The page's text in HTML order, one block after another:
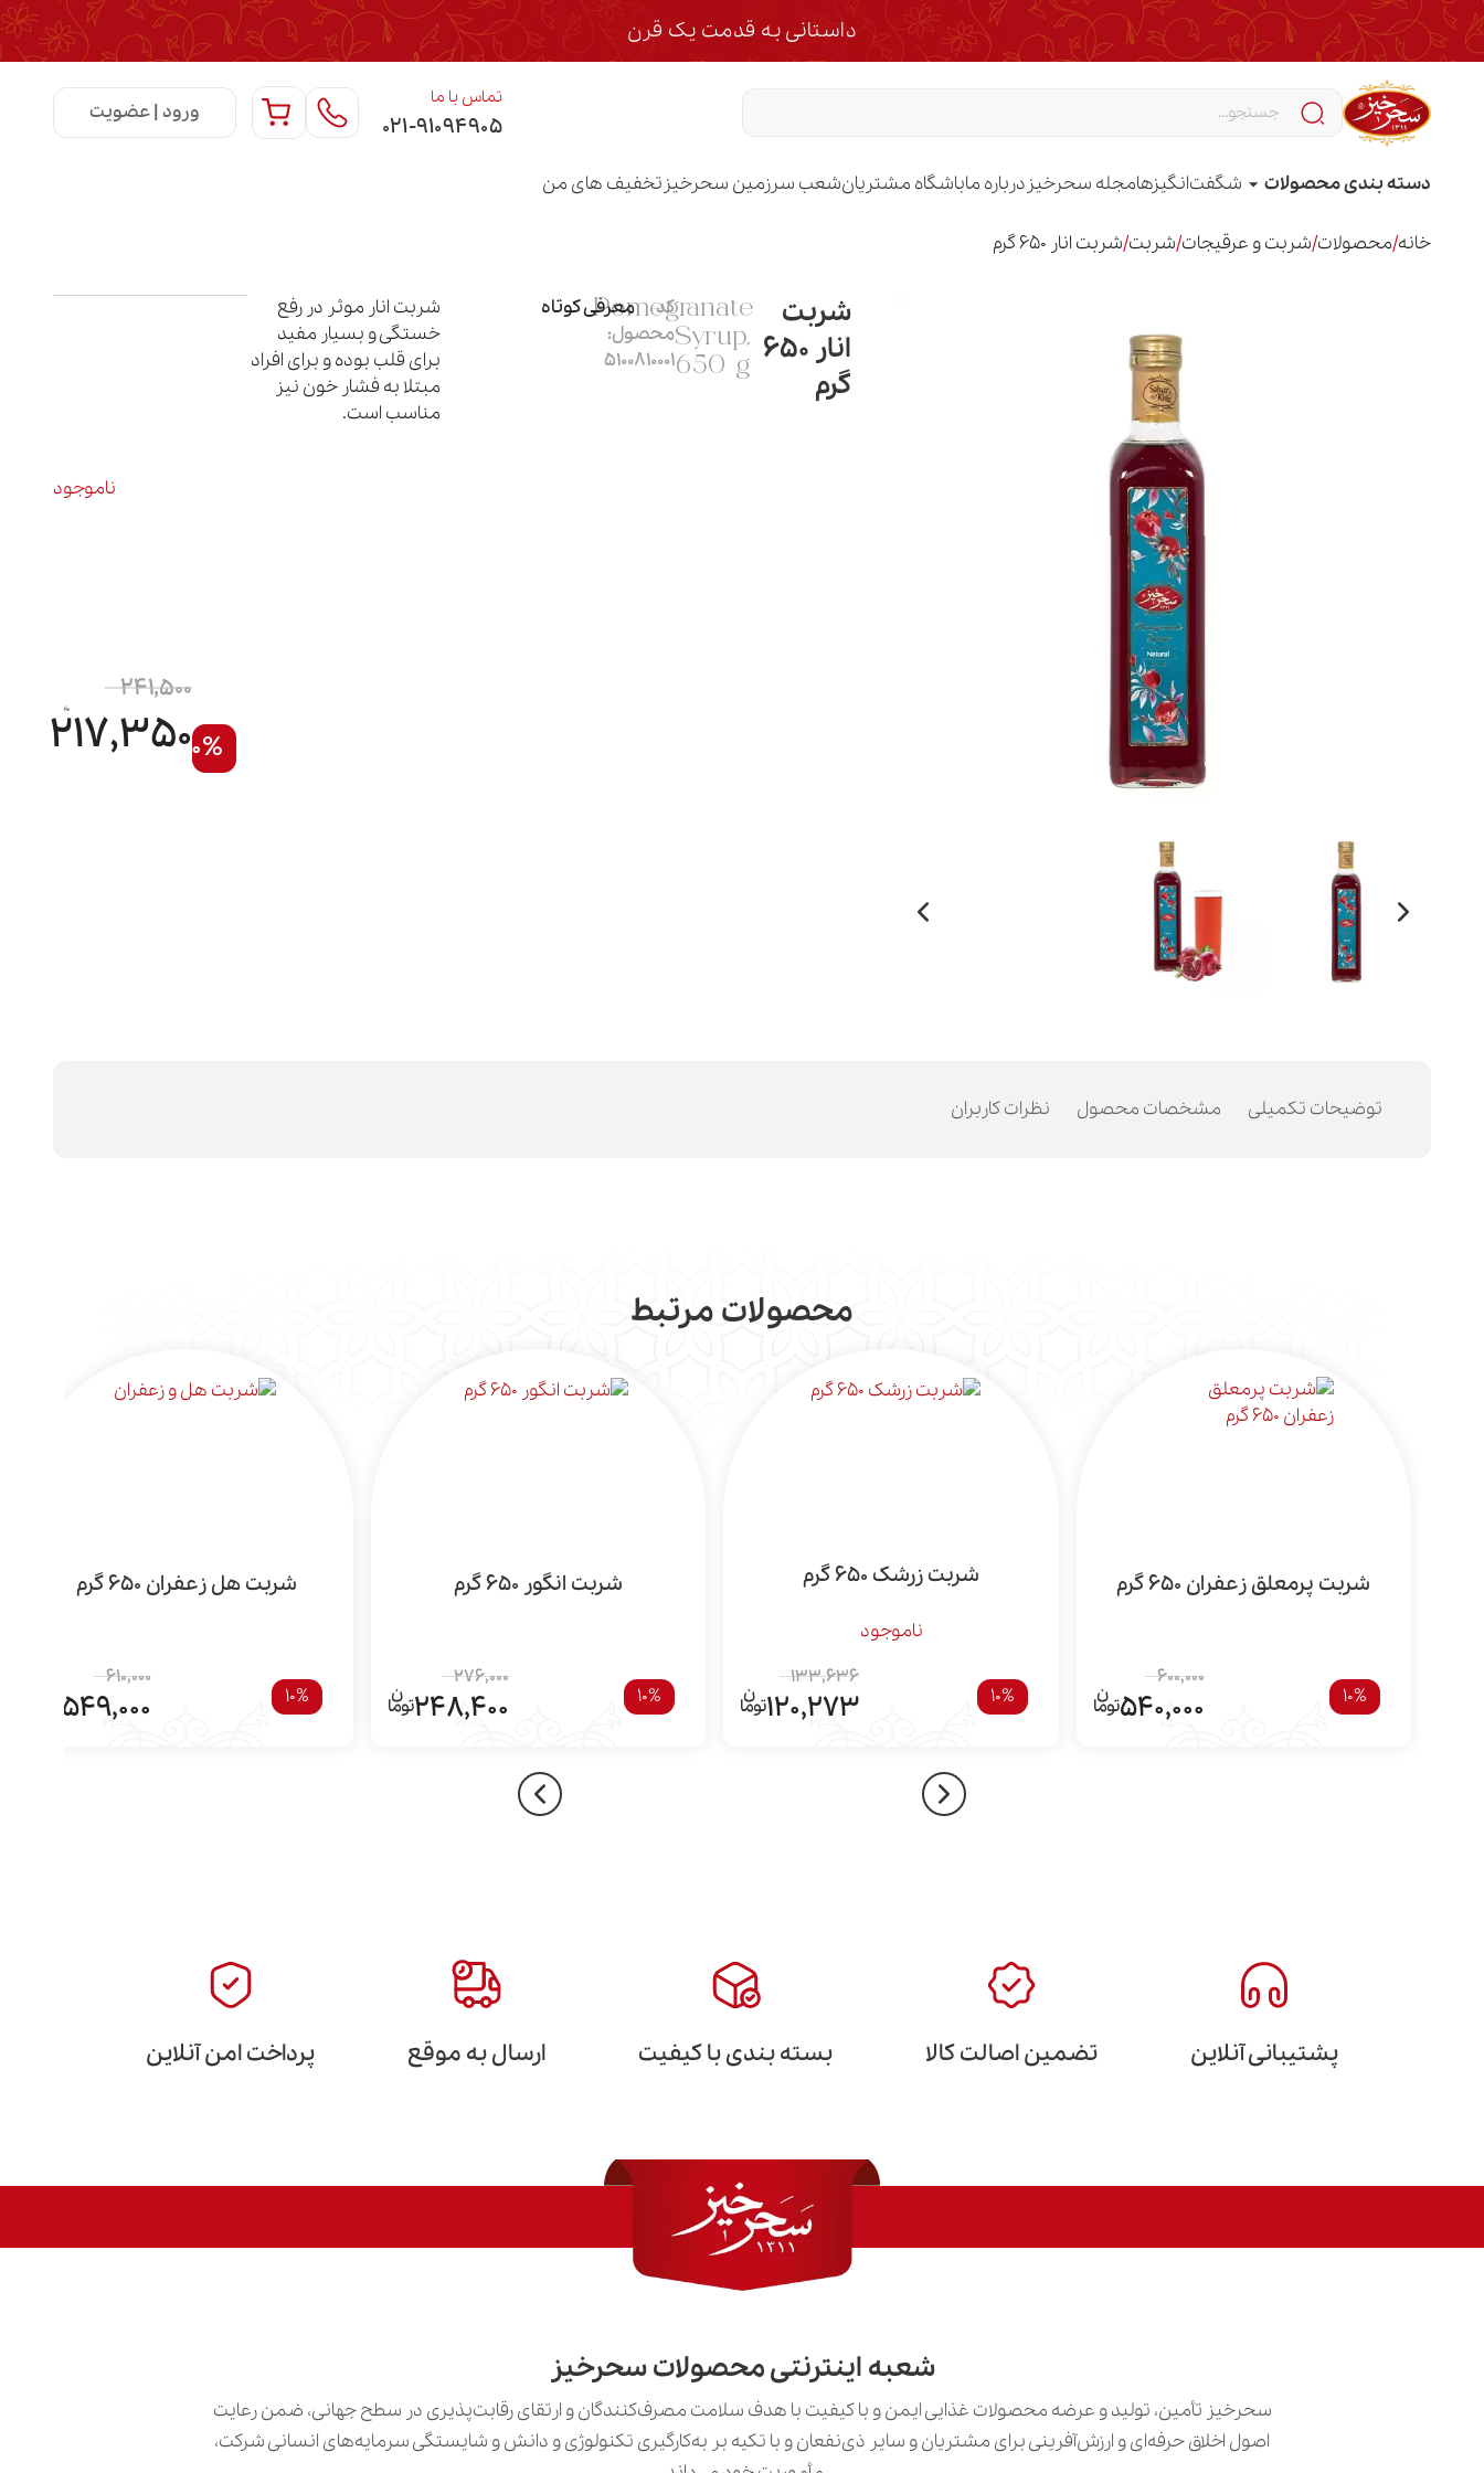
داستانی به قدمت یک قرن
تماس با ما
۰۲۱-۹۱۰۹۴۹۰۵ ورود | عضویت
دسته بندی محصولات شگفت‌انگیزهامجله سحرخیز درباره ماباشگاه مشتریانشعب سرزمین سحرخیز تخفیف های من
خانه/محصولات/شربت و عرقیجات/شربت/شربت انار 650 گرم
شربت
انار 650
گرم
Pomegranate
Syrup,
650 g
کد
محصول:
5100810001
معرفی کوتاه
شربت انار موثر در رفع
خستگی و بسیار مفید
برای قلب بوده و برای افراد
مبتلا به فشار خون نیز
مناسب است.
ناموجود
10%
241,500
217,350
توضیحات تکمیلی مشخصات محصول نظرات کاربران
محصولات مرتبط
شربت پرمعلق زعفران 650 گرم
10%
600,000
540,000
شربت زرشک 650 گرم
ناموجود
10%
133,636
120,273
شربت انگور 650 گرم
10%
276,000
248,400
شربت هل زعفران 650 گرم
10%
610,000
549,000
پشتیبانی آنلاین تضمین اصالت کالا بسته بندی با کیفیت ارسال به موقع پرداخت امن آنلاین
شعبه اینترنتی محصولات سحرخیز
سحرخیز تأمین، تولید و عرضه محصولات غذایی ایمن و با کیفیت با هدف سلامت مصرف‌کنندگان و ارتقای رقابت‌پذیری در سطح جهانی، ضمن رعایت
اصول اخلاق حرفه‌ای و ارزش‌آفرینی برای مشتریان و سایر ذی‌نفعان و با تکیه بر به‌کارگیری تکنولوژی و دانش و شایستگی سرمایه‌های انسانی شرکت،